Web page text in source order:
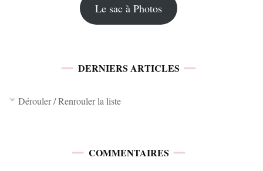
Le sac à Photos
DERNIERS ARTICLES
Dérouler / Renrouler la liste
COMMENTAIRES